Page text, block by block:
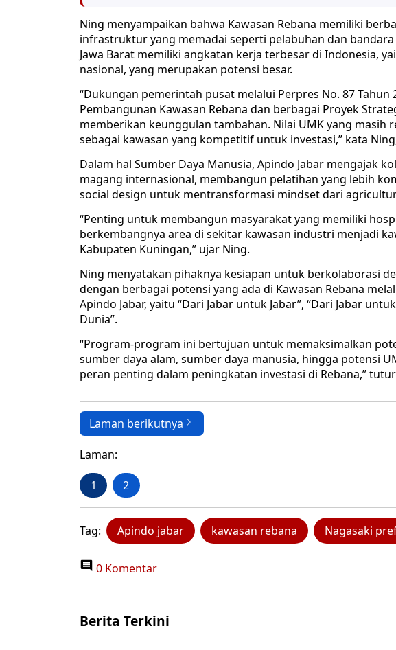
Ning menyampaikan bahwa Kawasan Rebana memiliki
infrastruktur yang memadai seperti pelabuhan dan
Jawa Barat memiliki angkatan kerja terbesar di Indonesia,
nasional, yang merupakan potensi besar.
“Dukungan pemerintah pusat melalui Perpres No. 87 Tahun
Pembangunan Kawasan Rebana dan berbagai Proyek
memberikan keunggulan tambahan. Nilai UMK yang masih
sebagai kawasan yang kompetitif untuk investasi,” kata
Dalam hal Sumber Daya Manusia, Apindo Jabar mengajak
magang internasional, membangun pelatihan yang lebih
social design untuk mentransformasi mindset dari
“Penting untuk membangun masyarakat yang memiliki
berkembangnya area di sekitar kawasan industri menjadi
Kabupaten Kuningan,” ujar Ning.
Ning menyatakan pihaknya kesiapan untuk berkolaborasi
dengan berbagai potensi yang ada di Kawasan Rebana
Apindo Jabar, yaitu “Dari Jabar untuk Jabar”, “Dari Jabar
Dunia”.
“Program-program ini bertujuan untuk memaksimalkan
sumber daya alam, sumber daya manusia, hingga potensi
peran penting dalam peningkatan investasi di Rebana,”
Laman berikutnya
Laman:
1 2
Tag: Apindo jabar kawasan rebana Nagasaki
0 Komentar
Berita Terkini